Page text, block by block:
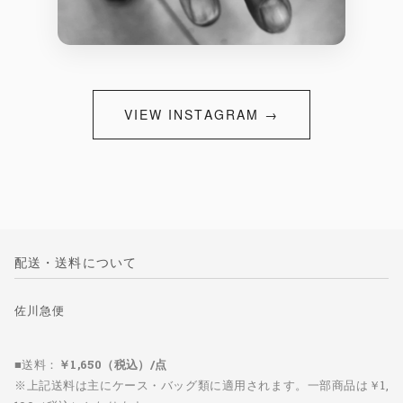
VIEW INSTAGRAM →
配送・送料について
佐川急便
■送料： ￥1,650（税込）/点
※上記送料は主にケース・バッグ類に適用されます。一部商品は￥1,